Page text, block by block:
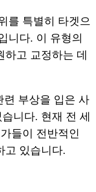
를 특별히 타겟으
니다. 이 유형의
고 교정하는 데
련 부상을 입은 사
니다. 현재 전 세
들이 전반적인
고 있습니다.